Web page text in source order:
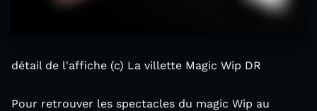
détail de l'affiche (c) La villette Magic Wip DR
Pour retrouver les spectacles du magic Wip au